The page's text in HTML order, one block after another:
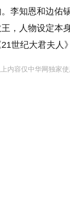
李知恩和边佑
，人物设定本
世纪大君夫人
上内容仅中华网独家